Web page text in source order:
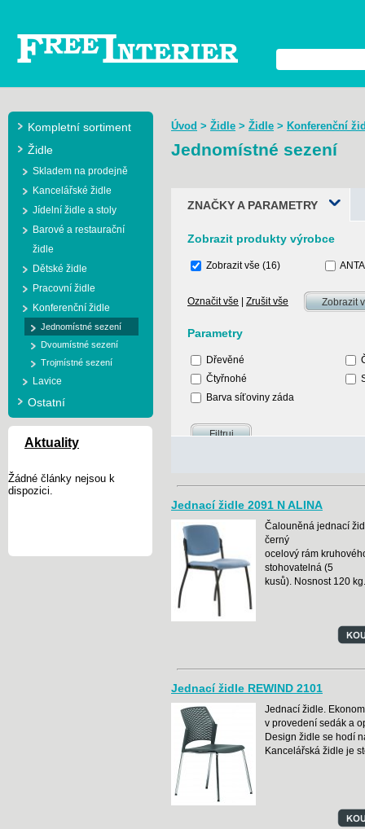
Kompletní sortiment
Židle
Skladem na prodejně
Kancelářské židle
Jídelní židle a stoly
Barové a restaurační
židle
Dětské židle
Pracovní židle
Konferenční židle
Jednomístné sezení
Dvoumístné sezení
Trojmístné sezení
Lavice
Ostatní
Aktuality
Žádné články nejsou k
dispozici.
Úvod > Židle > Židle > Konferenční
Jednomístné sezení
ZNAČKY A PARAMETRY
Zobrazit produkty výrobce
Zobrazit vše (16)
Označit vše Zrušit vše
Parametry
Dřevěné
Čtyřnohé
Barva síťoviny záda
Jednací židle 2091 N ALINA
Čalouněná jednací
černý
ocelový rám
stohovatelná (5
kusů). Nosnost 120 kg.
Jednací židle REWIND 2101
Jednací židle.
v provedení sedák a
Design židle se hodí
Kancelářská židle je